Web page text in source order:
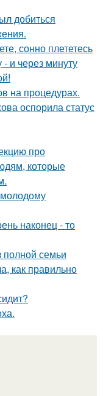
добиться
сонно плететесь
- и через минуту
на процедурах.
оспорила статус
про
которые
наконец - то
полной семьи
как правильно